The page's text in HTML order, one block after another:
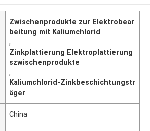
Zwischenprodukte zur Elektrobear
beitung mit Kaliumchlorid
,
Zinkplattierung Elektroplattierung
szwischenprodukte
,
Kaliumchlorid-Zinkbeschichtungstr
äger
China